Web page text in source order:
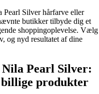
Pearl Silver hårfarve eller
butikker tilbyde dig et
shoppingoplevelse. Vælg
og nyd resultatet af dine
Pearl Silver:
billige produkter